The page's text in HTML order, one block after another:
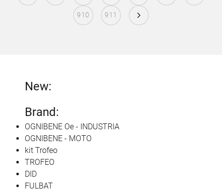
910 911
New:
Brand:
OGNIBENE Oe - INDUSTRIA
OGNIBENE - MOTO
kit Trofeo
TROFEO
DID
FULBAT